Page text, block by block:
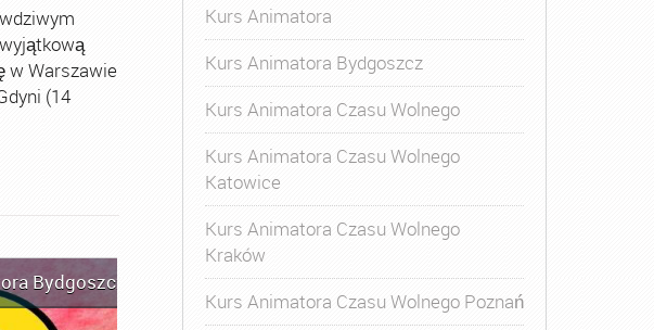
w Warszawie
(14
Bydgoszcz Kurs Animatora Czasu Wolnego,Kurs Animatora Czasu
Kurs Animatora
Kurs Animatora Bydgoszcz
Kurs Animatora Czasu Wolnego
Kurs Animatora Czasu Wolnego
Katowice
Kurs Animatora Czasu Wolnego
Kraków
Kurs Animatora Czasu Wolnego Poznań